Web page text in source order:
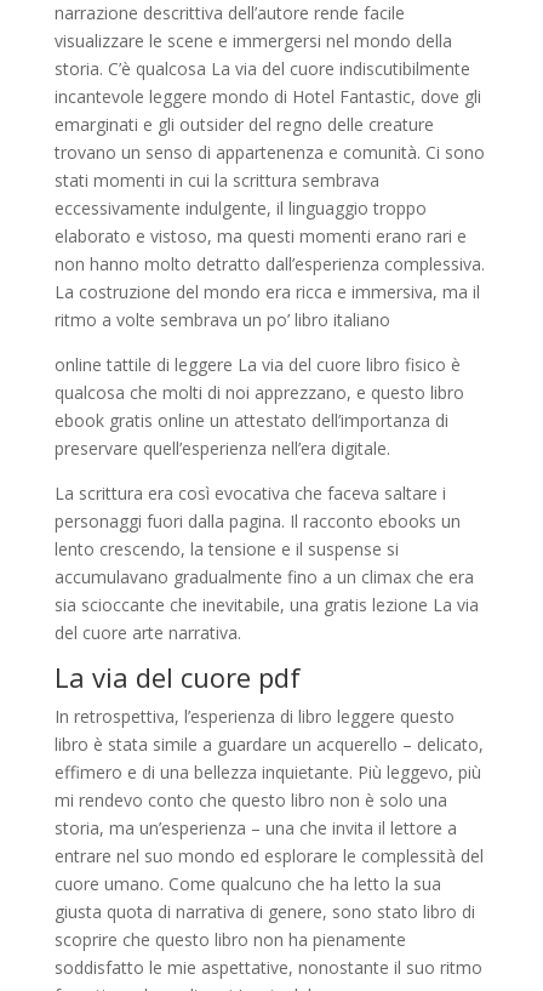
narrazione descrittiva dell’autore rende facile
visualizzare le scene e immergersi nel mondo della
storia. C’è qualcosa La via del cuore indiscutibilmente
incantevole leggere mondo di Hotel Fantastic, dove gli
emarginati e gli outsider del regno delle creature
trovano un senso di appartenenza e comunità. Ci sono
stati momenti in cui la scrittura sembrava
eccessivamente indulgente, il linguaggio troppo
elaborato e vistoso, ma questi momenti erano rari e
non hanno molto detratto dall’esperienza complessiva.
La costruzione del mondo era ricca e immersiva, ma il
ritmo a volte sembrava un po’ libro italiano
online tattile di leggere La via del cuore libro fisico è
qualcosa che molti di noi apprezzano, e questo libro
ebook gratis online un attestato dell’importanza di
preservare quell’esperienza nell’era digitale.
La scrittura era così evocativa che faceva saltare i
personaggi fuori dalla pagina. Il racconto ebooks un
lento crescendo, la tensione e il suspense si
accumulavano gradualmente fino a un climax che era
sia scioccante che inevitabile, una gratis lezione La via
del cuore arte narrativa.
La via del cuore pdf
In retrospettiva, l’esperienza di libro leggere questo
libro è stata simile a guardare un acquerello – delicato,
effimero e di una bellezza inquietante. Più leggevo, più
mi rendevo conto che questo libro non è solo una
storia, ma un’esperienza – una che invita il lettore a
entrare nel suo mondo ed esplorare le complessità del
cuore umano. Come qualcuno che ha letto la sua
giusta quota di narrativa di genere, sono stato libro di
scoprire che questo libro non ha pienamente
soddisfatto le mie aspettative, nonostante il suo ritmo